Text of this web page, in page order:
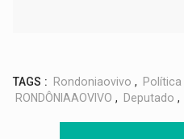
TAGS : Rondoniaovivo , Política
RONDÔNIAAOVIVO , Deputado ,